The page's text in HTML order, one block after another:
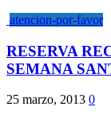
atencion-por-favor
RESERVA
SEMANA
25 marzo, 2013 0